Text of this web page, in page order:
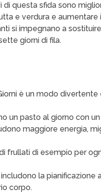
di questa sfida sono
e verdura e
si impegnano a
giorni di fila.
è un modo
un pasto al giorno con
maggiore energia,
frullati di esempio per
la pianificazione
corpo.